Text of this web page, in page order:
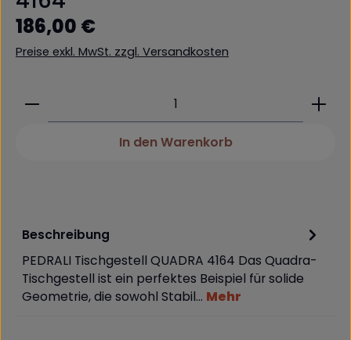
Regulärer Preis:
186,00 €
Preise exkl. MwSt. zzgl. Versandkosten
Produkt Anzahl: Gib den gewünschten Wert
In den Warenkorb
Beschreibung
PEDRALI Tischgestell QUADRA 4164 Das Quadra-
Tischgestell ist ein perfektes Beispiel für solide
Geometrie, die sowohl Stabil… Mehr